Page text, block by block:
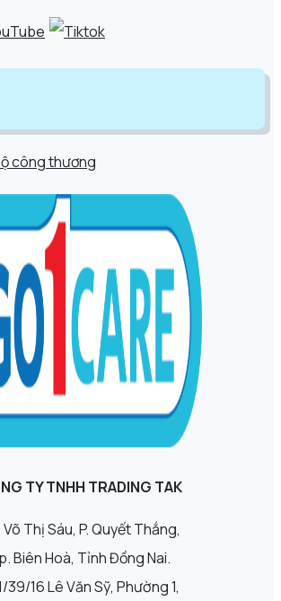
TY TNHH TRADING TAK
Võ Thị Sáu, P. Quyết Thắng,
Biên Hoà, Tỉnh Đồng Nai.
39/16 Lê Văn Sỹ, Phường 1,